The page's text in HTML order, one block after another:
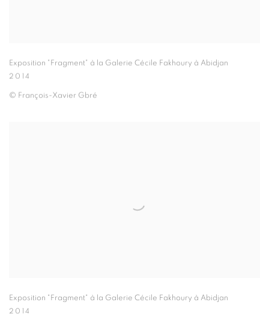
Exposition "Fragment" à la Galerie Cécile Fakhoury à Abidjan
2014
© François-Xavier Gbré
Exposition "Fragment" à la Galerie Cécile Fakhoury à Abidjan
2014